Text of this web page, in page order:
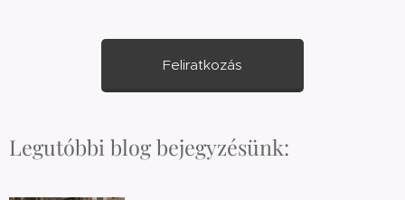
Feliratkozás
Legutóbbi blog bejegyzésünk: